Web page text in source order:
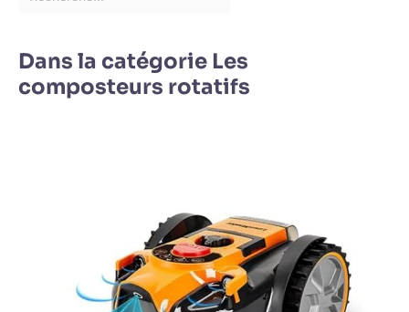
Dans la catégorie Les
composteurs rotatifs